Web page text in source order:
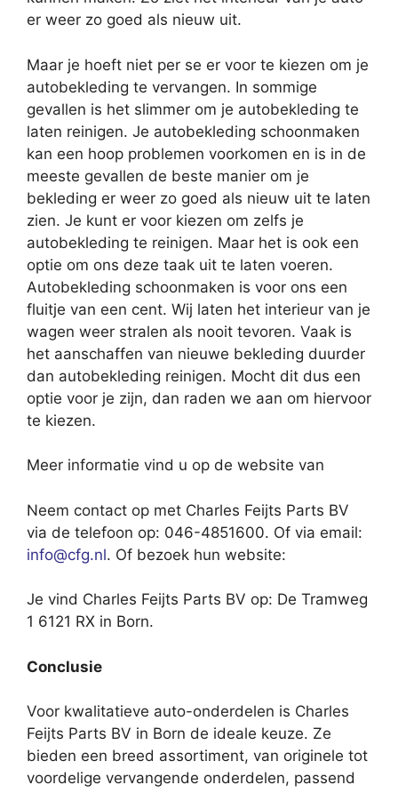
er weer zo goed als nieuw uit.
Maar je hoeft niet per se er voor te kiezen om je
autobekleding te vervangen. In sommige
gevallen is het slimmer om je autobekleding te
laten reinigen. Je autobekleding schoonmaken
kan een hoop problemen voorkomen en is in de
meeste gevallen de beste manier om je
bekleding er weer zo goed als nieuw uit te laten
zien. Je kunt er voor kiezen om zelfs je
autobekleding te reinigen. Maar het is ook een
optie om ons deze taak uit te laten voeren.
Autobekleding schoonmaken is voor ons een
fluitje van een cent. Wij laten het interieur van je
wagen weer stralen als nooit tevoren. Vaak is
het aanschaffen van nieuwe bekleding duurder
dan autobekleding reinigen. Mocht dit dus een
optie voor je zijn, dan raden we aan om hiervoor
te kiezen.
Meer informatie vind u op de website van
Neem contact op met Charles Feijts Parts BV
via de telefoon op: 046-4851600. Of via email:
info@cfg.nl. Of bezoek hun website:
Je vind Charles Feijts Parts BV op: De Tramweg
1 6121 RX in Born.
Conclusie
Voor kwalitatieve auto-onderdelen is Charles
Feijts Parts BV in Born de ideale keuze. Ze
bieden een breed assortiment, van originele tot
voordelige vervangende onderdelen, passend